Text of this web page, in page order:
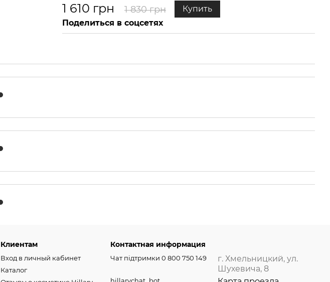
1 610 грн 1 830 грн
Купить
Поделиться в соцсетях
Клиентам
Вход в личный кабинет
Каталог
Контактная информация
Чат підтримки 0 800 750 149
г. Хмельницкий, ул.
Шухевича, 8